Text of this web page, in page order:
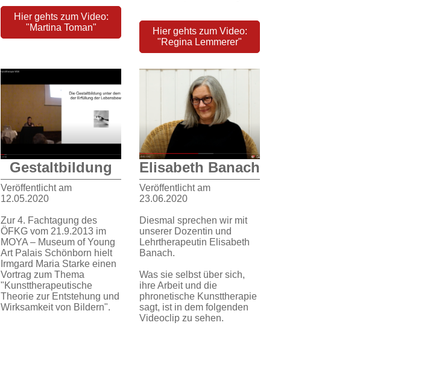
Hier gehts zum Video:
"Martina Toman"
Hier gehts zum Video:
"Regina Lemmerer"
Gestaltbildung
Veröffentlicht am
12.05.2020
Zur 4. Fachtagung des
ÖFKG vom 21.9.2013 im
MOYA – Museum of Young
Art Palais Schönborn hielt
Irmgard Maria Starke einen
Vortrag zum Thema
"Kunsttherapeutische
Theorie zur Entstehung und
Wirksamkeit von Bildern".
Elisabeth Banach
Veröffentlicht am
23.06.2020
Diesmal sprechen wir mit
unserer Dozentin und
Lehrtherapeutin Elisabeth
Banach.
Was sie selbst über sich,
ihre Arbeit und die
phronetische Kunsttherapie
sagt, ist in dem folgenden
Videoclip zu sehen.